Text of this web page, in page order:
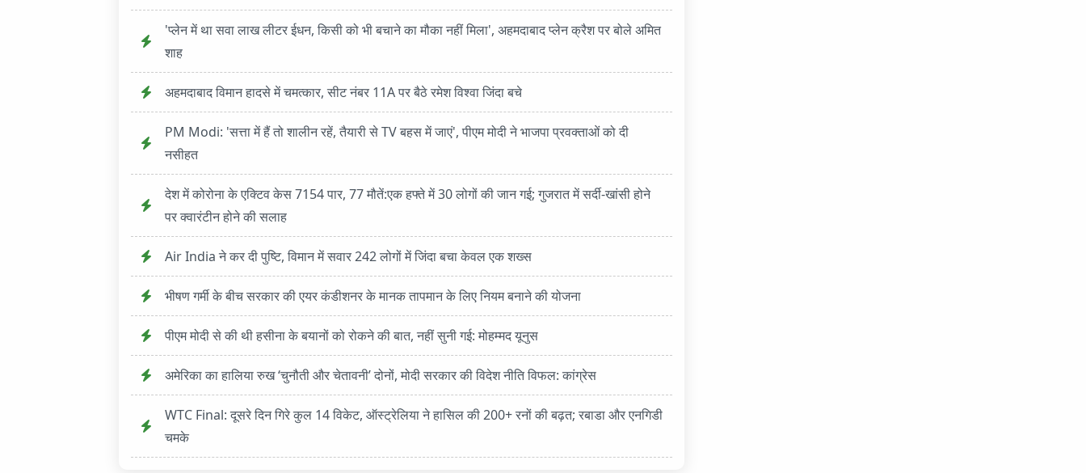
'प्लेन में था सवा लाख लीटर ईधन, किसी को भी बचाने का मौका नहीं मिला', अहमदाबाद प्लेन क्रैश पर बोले अमित
शाह
अहमदाबाद विमान हादसे में चमत्कार, सीट नंबर 11A पर बैठे रमेश विश्वा जिंदा बचे
PM Modi: 'सत्ता में हैं तो शालीन रहें, तैयारी से TV बहस में जाएं', पीएम मोदी ने भाजपा प्रवक्ताओं को दी
नसीहत
देश में कोरोना के एक्टिव केस 7154 पार, 77 मौतें:एक हफ्ते में 30 लोगों की जान गई; गुजरात में सर्दी-खांसी होने
पर क्वारंटीन होने की सलाह
Air India ने कर दी पुष्टि, विमान में सवार 242 लोगों में जिंदा बचा केवल एक शख्स
भीषण गर्मी के बीच सरकार की एयर कंडीशनर के मानक तापमान के लिए नियम बनाने की योजना
पीएम मोदी से की थी हसीना के बयानों को रोकने की बात, नहीं सुनी गई: मोहम्मद यूनुस
अमेरिका का हालिया रुख ‘चुनौती और चेतावनी’ दोनों, मोदी सरकार की विदेश नीति विफल: कांग्रेस
WTC Final: दूसरे दिन गिरे कुल 14 विकेट, ऑस्ट्रेलिया ने हासिल की 200+ रनों की बढ़त; रबाडा और एनगिडी
चमके